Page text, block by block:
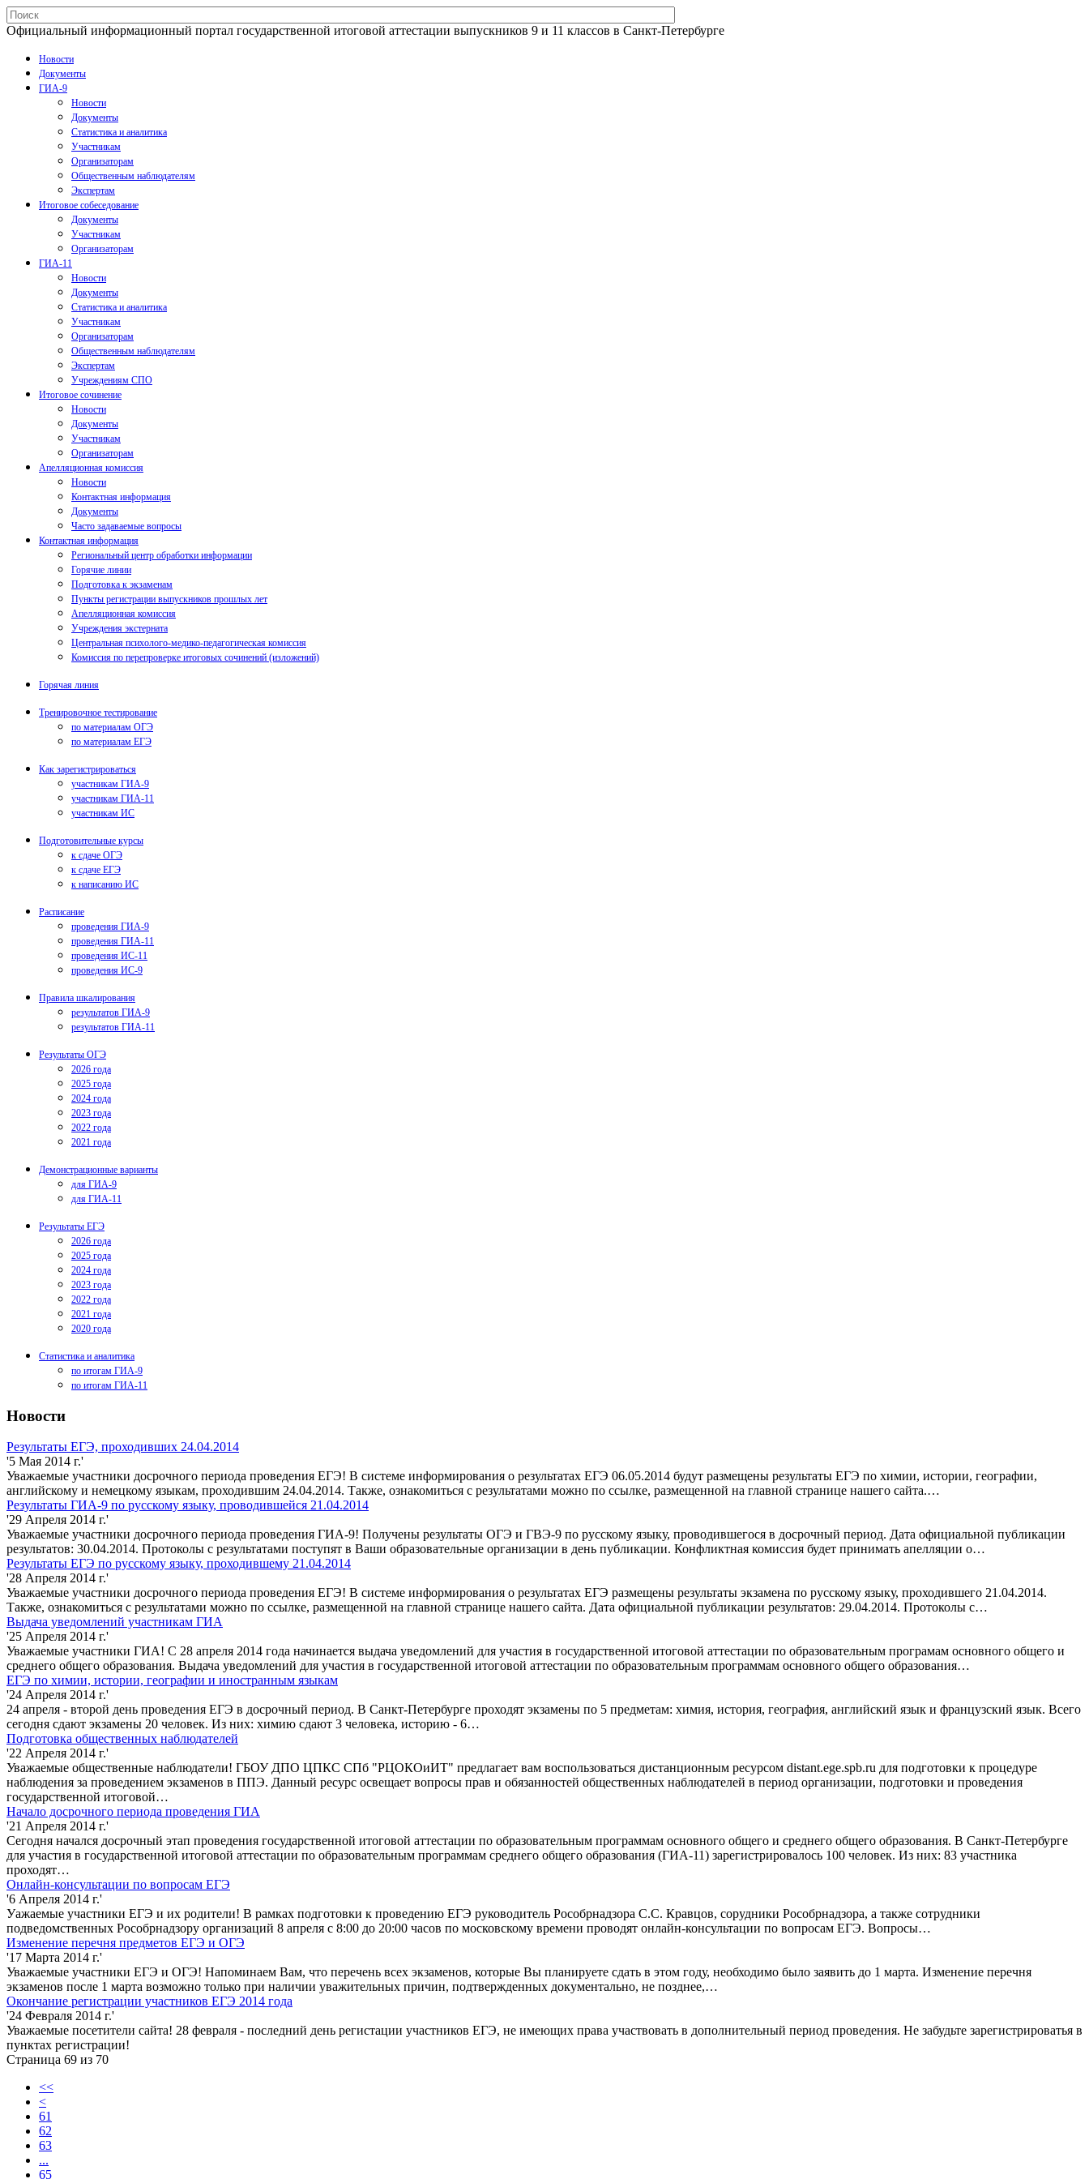
Официальный информационный портал государственной итоговой аттестации выпускников 9 и 11 классов в Санкт-Петербурге
Новости
Документы
ГИА-9
Новости
Документы
Статистика и аналитика
Участникам
Организаторам
Общественным наблюдателям
Экспертам
Итоговое собеседование
Документы
Участникам
Организаторам
ГИА-11
Новости
Документы
Статистика и аналитика
Участникам
Организаторам
Общественным наблюдателям
Экспертам
Учреждениям СПО
Итоговое сочинение
Новости
Документы
Участникам
Организаторам
Апелляционная комиссия
Новости
Контактная информация
Документы
Часто задаваемые вопросы
Контактная информация
Региональный центр обработки информации
Горячие линии
Подготовка к экзаменам
Пункты регистрации выпускников прошлых лет
Апелляционная комиссия
Учреждения экстерната
Центральная психолого-медико-педагогическая комиссия
Комиссия по перепроверке итоговых сочинений (изложений)
Горячая линия
Тренировочное тестирование
по материалам ОГЭ
по материалам ЕГЭ
Как зарегистрироваться
участникам ГИА-9
участникам ГИА-11
участникам ИС
Подготовительные курсы
к сдаче ОГЭ
к сдаче ЕГЭ
к написанию ИС
Расписание
проведения ГИА-9
проведения ГИА-11
проведения ИС-11
проведения ИС-9
Правила шкалирования
результатов ГИА-9
результатов ГИА-11
Результаты ОГЭ
2026 года
2025 года
2024 года
2023 года
2022 года
2021 года
Демонстрационные варианты
для ГИА-9
для ГИА-11
Результаты ЕГЭ
2026 года
2025 года
2024 года
2023 года
2022 года
2021 года
2020 года
Статистика и аналитика
по итогам ГИА-9
по итогам ГИА-11
Новости
Результаты ЕГЭ, проходивших 24.04.2014
'5 Мая 2014 г.'
Уважаемые участники досрочного периода проведения ЕГЭ! В системе информирования о результатах ЕГЭ 06.05.2014 будут размещены результаты ЕГЭ по химии, истории, географии,
английскому и немецкому языкам, проходившим 24.04.2014. Также, ознакомиться с результатами можно по ссылке, размещенной на главной странице нашего сайта.…
Результаты ГИА-9 по русскому языку, проводившейся 21.04.2014
'29 Апреля 2014 г.'
Уважаемые участники досрочного периода проведения ГИА-9! Получены результаты ОГЭ и ГВЭ-9 по русскому языку, проводившегося в досрочный период. Дата официальной публикации
результатов: 30.04.2014. Протоколы с результатами поступят в Ваши образовательные организации в день публикации. Конфликтная комиссия будет принимать апелляции о…
Результаты ЕГЭ по русскому языку, проходившему 21.04.2014
'28 Апреля 2014 г.'
Уважаемые участники досрочного периода проведения ЕГЭ! В системе информирования о результатах ЕГЭ размещены результаты экзамена по русскому языку, проходившего 21.04.2014.
Также, ознакомиться с результатами можно по ссылке, размещенной на главной странице нашего сайта. Дата официальной публикации результатов: 29.04.2014. Протоколы с…
Выдача уведомлений участникам ГИА
'25 Апреля 2014 г.'
Уважаемые участники ГИА! С 28 апреля 2014 года начинается выдача уведомлений для участия в государственной итоговой аттестации по образовательным програмам основного общего и
среднего общего образования. Выдача уведомлений для участия в государственной итоговой аттестации по образовательным программам основного общего образования…
ЕГЭ по химии, истории, географии и иностранным языкам
'24 Апреля 2014 г.'
24 апреля - второй день проведения ЕГЭ в досрочный период. В Санкт-Петербурге проходят экзамены по 5 предметам: химия, история, география, английский язык и французский язык. Всего
сегодня сдают экзамены 20 человек. Из них: химию сдают 3 человека, историю - 6…
Подготовка общественных наблюдателей
'22 Апреля 2014 г.'
Уважаемые общественные наблюдатели! ГБОУ ДПО ЦПКС СПб "РЦОКОиИТ" предлагает вам воспользоваться дистанционным ресурсом distant.ege.spb.ru для подготовки к процедуре
наблюдения за проведением экзаменов в ППЭ. Данный ресурс освещает вопросы прав и обязанностей общественных наблюдателей в период организации, подготовки и проведения
государственной итоговой…
Начало досрочного периода проведения ГИА
'21 Апреля 2014 г.'
Сегодня начался досрочный этап проведения государственной итоговой аттестации по образовательным программам основного общего и среднего общего образования. В Санкт-Петербурге
для участия в государственной итоговой аттестации по образовательным программам среднего общего образования (ГИА-11) зарегистрировалось 100 человек. Из них: 83 участника
проходят…
Онлайн-консультации по вопросам ЕГЭ
'6 Апреля 2014 г.'
Уажаемые участники ЕГЭ и их родители! В рамках подготовки к проведению ЕГЭ руководитель Рособрнадзора С.С. Кравцов, сорудники Рособрнадзора, а также сотрудники
подведомственных Рособрнадзору организаций 8 апреля с 8:00 до 20:00 часов по московскому времени проводят онлайн-консультации по вопросам ЕГЭ. Вопросы…
Изменение перечня предметов ЕГЭ и ОГЭ
'17 Марта 2014 г.'
Уважаемые участники ЕГЭ и ОГЭ! Напоминаем Вам, что перечень всех экзаменов, которые Вы планируете сдать в этом году, необходимо было заявить до 1 марта. Изменение перечня
экзаменов после 1 марта возможно только при наличии уважительных причин, подтвержденных документально, не позднее,…
Окончание регистрации участников ЕГЭ 2014 года
'24 Февраля 2014 г.'
Уважаемые посетители сайта! 28 февраля - последний день регистации участников ЕГЭ, не имеющих права участвовать в дополнительный период проведения. Не забудьте зарегистрироватья в
пунктах регистрации!
Страница 69 из 70
<<
<
61
62
63
...
65